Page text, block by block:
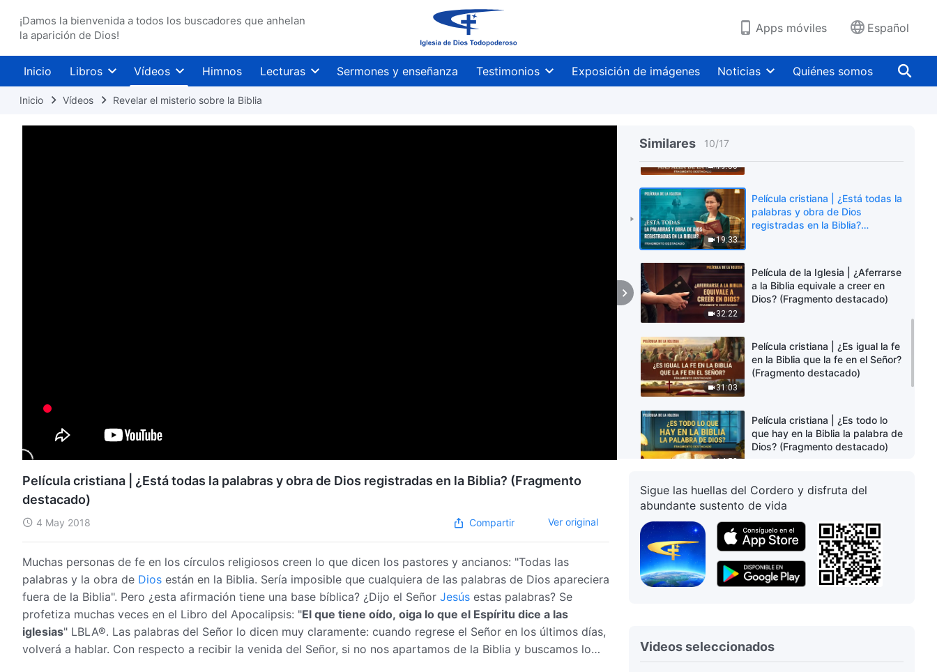
¡Damos la bienvenida a todos los buscadores que anhelan
la aparición de Dios!
Apps móviles Español
Inicio Libros Vídeos Himnos Lecturas Sermones y enseñanza Testimonios Exposición de imágenes Noticias Quiénes somos
Inicio Vídeos Revelar el misterio sobre la Biblia
Similares 10/17
(Fragmento destacado)
palabras ni obras de Dios fuera
de la Biblia? (Fragmento
destacado)
19:55
19:33
Película cristiana | ¿Está todas la
palabras y obra de Dios
registradas en la Biblia?
32:22
Película de la Iglesia | ¿Aferrarse
a la Biblia equivale a creer en
Dios? (Fragmento destacado)
31:03
Película cristiana | ¿Es igual la fe
en la Biblia que la fe en el Señor?
(Fragmento destacado)
14:58
Película cristiana | ¿Es todo lo
que hay en la Biblia la palabra de
Dios? (Fragmento destacado)
10:26
Película cristiana | ¿Cómo
reciben al Señor las vírgenes
prudentes? (Fragmento
destacado)
Película cristiana | El debate
sobre el tema "¿Está inspirada
Película cristiana | ¿Están en la
Biblia toda la obra y todas las
Película cristiana | ¿Está todas la palabras y obra de Dios registradas en la Biblia? (Fragmento
destacado)
4 May 2018 Compartir Ver original
Muchas personas de fe en los círculos religiosos creen lo que dicen los pastores y ancianos: "Todas las
palabras y la obra de Dios están en la Biblia. Sería imposible que cualquiera de las palabras de Dios apareciera
fuera de la Biblia". Pero ¿esta afirmación tiene una base bíblica? ¿Dijo el Señor Jesús estas palabras? Se
profetiza muchas veces en el Libro del Apocalipsis: "El que tiene oído, oiga lo que el Espíritu dice a las
iglesias" LBLA®. Las palabras del Señor lo dicen muy claramente: cuando regrese el Señor en los últimos días,
volverá a hablar. Con respecto a recibir la venida del Señor, si no nos apartamos de la Biblia y buscamos lo
Sigue las huellas del Cordero y disfruta del
abundante sustento de vida
Videos seleccionados